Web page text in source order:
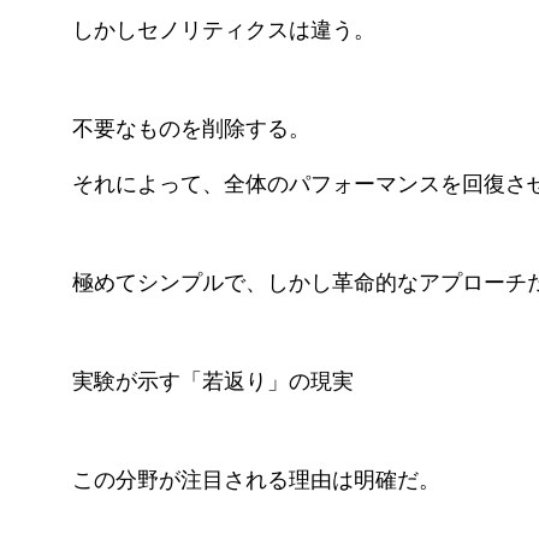
しかしセノリティクスは違う。
不要なものを削除する。
それによって、全体のパフォーマンスを回復さ
極めてシンプルで、しかし革命的なアプローチ
実験が示す「若返り」の現実
この分野が注目される理由は明確だ。